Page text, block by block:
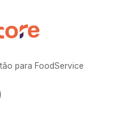
para FoodService